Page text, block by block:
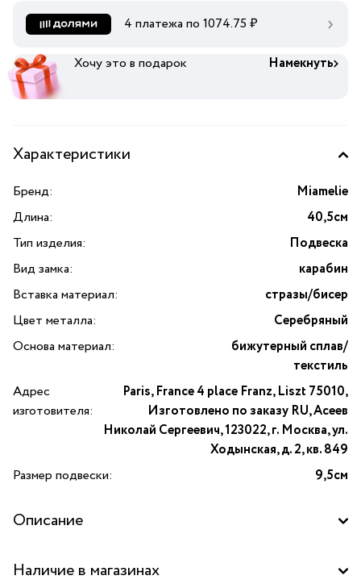
4 платежа по 1074.75 ₽
Хочу это в подарок Намекнуть
Характеристики
Бренд:
Miamelie
Длина:
40,5см
Тип изделия:
Подвеска
Вид замка:
карабин
Вставка материал:
стразы/бисер
Цвет металла:
Серебряный
Основа материал:
бижутерный сплав/
текстиль
Адрес
изготовителя:
Paris, France 4 place Franz, Liszt 75010,
Изготовлено по заказу RU, Асеев
Николай Сергеевич, 123022, г. Москва, ул.
Ходынская, д. 2, кв. 849
Размер подвески:
9,5см
Описание
и жилетке от французского бренда Miamelie.
Наличие в магазинах